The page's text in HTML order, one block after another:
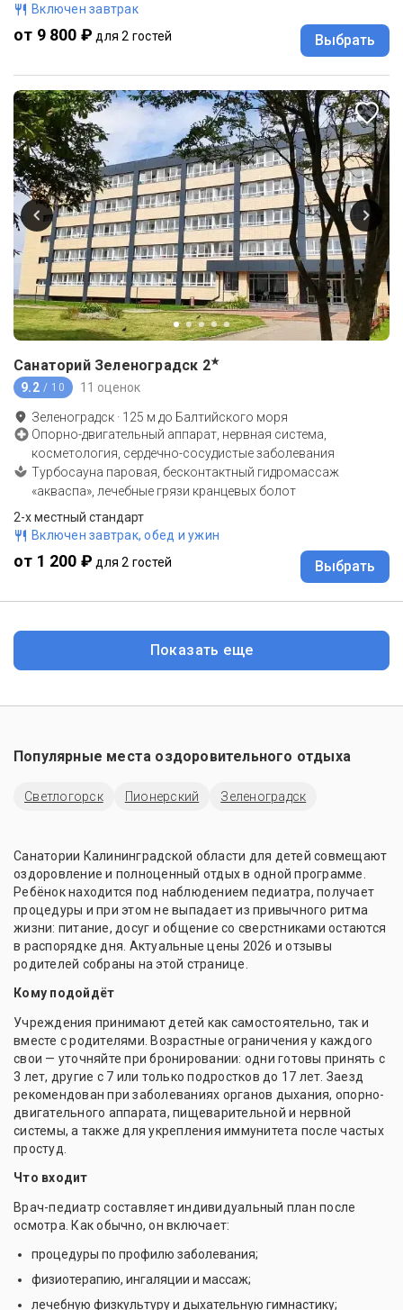
Включен завтрак
от 9 800 ₽ для 2 гостей Выбрать
Санаторий Зеленоградск 2★
9.2 / 10 11 оценок
Зеленоградск · 125 м до Балтийского моря
Опорно-двигательный аппарат, нервная система,
косметология, сердечно-сосудистые заболевания
Турбосауна паровая, бесконтактный гидромассаж
«акваспа», лечебные грязи кранцевых болот
2-x местный стандарт
Включен завтрак, обед и ужин
от 1 200 ₽ для 2 гостей Выбрать
Показать еще
Популярные места оздоровительного отдыха
Светлогорск Пионерский Зеленоградск
Санатории Калининградской области для детей совмещают
оздоровление и полноценный отдых в одной программе.
Ребёнок находится под наблюдением педиатра, получает
процедуры и при этом не выпадает из привычного ритма
жизни: питание, досуг и общение со сверстниками остаются
в распорядке дня. Актуальные цены 2026 и отзывы
родителей собраны на этой странице.
Кому подойдёт
Учреждения принимают детей как самостоятельно, так и
вместе с родителями. Возрастные ограничения у каждого
свои — уточняйте при бронировании: одни готовы принять с
3 лет, другие с 7 или только подростков до 17 лет. Заезд
рекомендован при заболеваниях органов дыхания, опорно-
двигательного аппарата, пищеварительной и нервной
системы, а также для укрепления иммунитета после частых
простуд.
Что входит
Врач-педиатр составляет индивидуальный план после
осмотра. Как обычно, он включает:
процедуры по профилю заболевания;
физиотерапию, ингаляции и массаж;
лечебную физкультуру и дыхательную гимнастику;